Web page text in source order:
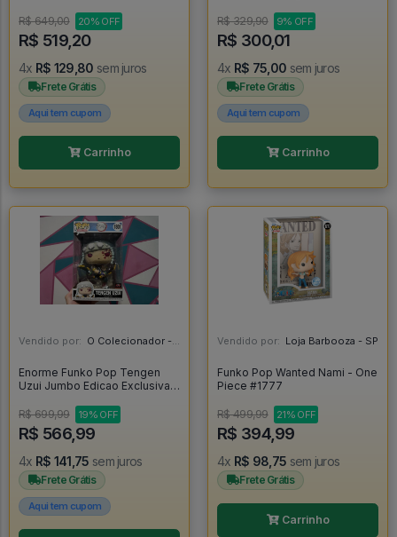
R$ 649,00
20% OFF
R$ 519,20
4x R$ 129,80 sem juros
Frete Grátis
Aqui tem cupom
Carrinho
R$ 329,90
9% OFF
R$ 300,01
4x R$ 75,00 sem juros
Frete Grátis
Aqui tem cupom
Carrinho
Vendido por: O Colecionador - SP
Enorme Funko Pop Tengen
Uzui Jumbo Edicao Exclusiva
#1801
R$ 699,99 19% OFF
R$ 566,99
4x R$ 141,75 sem juros
Frete Grátis
Aqui tem cupom
Vendido por: Loja Barbooza - SP
Funko Pop Wanted Nami - One
Piece #1777
R$ 499,99 21% OFF
R$ 394,99
4x R$ 98,75 sem juros
Frete Grátis
Carrinho